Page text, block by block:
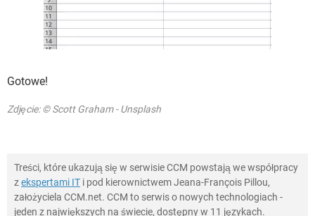
Gotowe!
Zdjęcie: © Scott Graham - Unsplash
Treści, które ukazują się w serwisie CCM powstają we współpracy
zekspertami IT i pod kierownictwem Jeana-François Pillou,
założyciela CCM.net. CCM to serwis o nowych technologiach -
jeden z największych na świecie, dostępny w 11 językach.